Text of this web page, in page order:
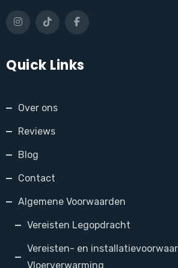
Quick Links
Over ons
Reviews
Blog
Contact
Algemene Voorwaarden
Vereisten Legopdracht
Vereisten- en
Vloerverwarming